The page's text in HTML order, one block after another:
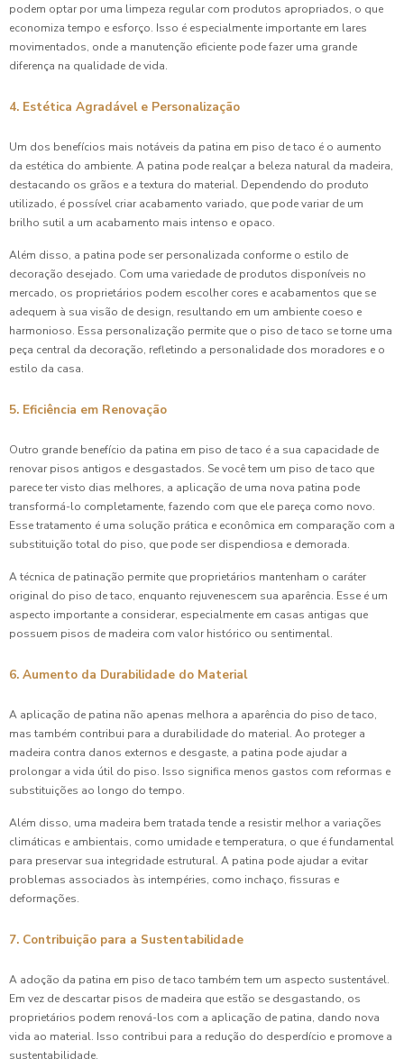
podem optar por uma limpeza regular com produtos apropriados, o que
economiza tempo e esforço. Isso é especialmente importante em lares
movimentados, onde a manutenção eficiente pode fazer uma grande
diferença na qualidade de vida.
4. Estética Agradável e Personalização
Um dos benefícios mais notáveis da patina em piso de taco é o aumento
da estética do ambiente. A patina pode realçar a beleza natural da madeira,
destacando os grãos e a textura do material. Dependendo do produto
utilizado, é possível criar acabamento variado, que pode variar de um
brilho sutil a um acabamento mais intenso e opaco.
Além disso, a patina pode ser personalizada conforme o estilo de
decoração desejado. Com uma variedade de produtos disponíveis no
mercado, os proprietários podem escolher cores e acabamentos que se
adequem à sua visão de design, resultando em um ambiente coeso e
harmonioso. Essa personalização permite que o piso de taco se torne uma
peça central da decoração, refletindo a personalidade dos moradores e o
estilo da casa.
5. Eficiência em Renovação
Outro grande benefício da patina em piso de taco é a sua capacidade de
renovar pisos antigos e desgastados. Se você tem um piso de taco que
parece ter visto dias melhores, a aplicação de uma nova patina pode
transformá-lo completamente, fazendo com que ele pareça como novo.
Esse tratamento é uma solução prática e econômica em comparação com a
substituição total do piso, que pode ser dispendiosa e demorada.
A técnica de patinação permite que proprietários mantenham o caráter
original do piso de taco, enquanto rejuvenescem sua aparência. Esse é um
aspecto importante a considerar, especialmente em casas antigas que
possuem pisos de madeira com valor histórico ou sentimental.
6. Aumento da Durabilidade do Material
A aplicação de patina não apenas melhora a aparência do piso de taco,
mas também contribui para a durabilidade do material. Ao proteger a
madeira contra danos externos e desgaste, a patina pode ajudar a
prolongar a vida útil do piso. Isso significa menos gastos com reformas e
substituições ao longo do tempo.
Além disso, uma madeira bem tratada tende a resistir melhor a variações
climáticas e ambientais, como umidade e temperatura, o que é fundamental
para preservar sua integridade estrutural. A patina pode ajudar a evitar
problemas associados às intempéries, como inchaço, fissuras e
deformações.
7. Contribuição para a Sustentabilidade
A adoção da patina em piso de taco também tem um aspecto sustentável.
Em vez de descartar pisos de madeira que estão se desgastando, os
proprietários podem renová-los com a aplicação de patina, dando nova
vida ao material. Isso contribui para a redução do desperdício e promove a
sustentabilidade.